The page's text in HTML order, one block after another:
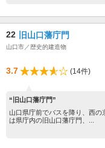
22 旧山口藩庁門
山口市／歴史的建造物
3.7 (14件)
“旧山口藩庁門”
山口県庁前でバスを降り、西
は県庁内の旧山口藩庁門、...